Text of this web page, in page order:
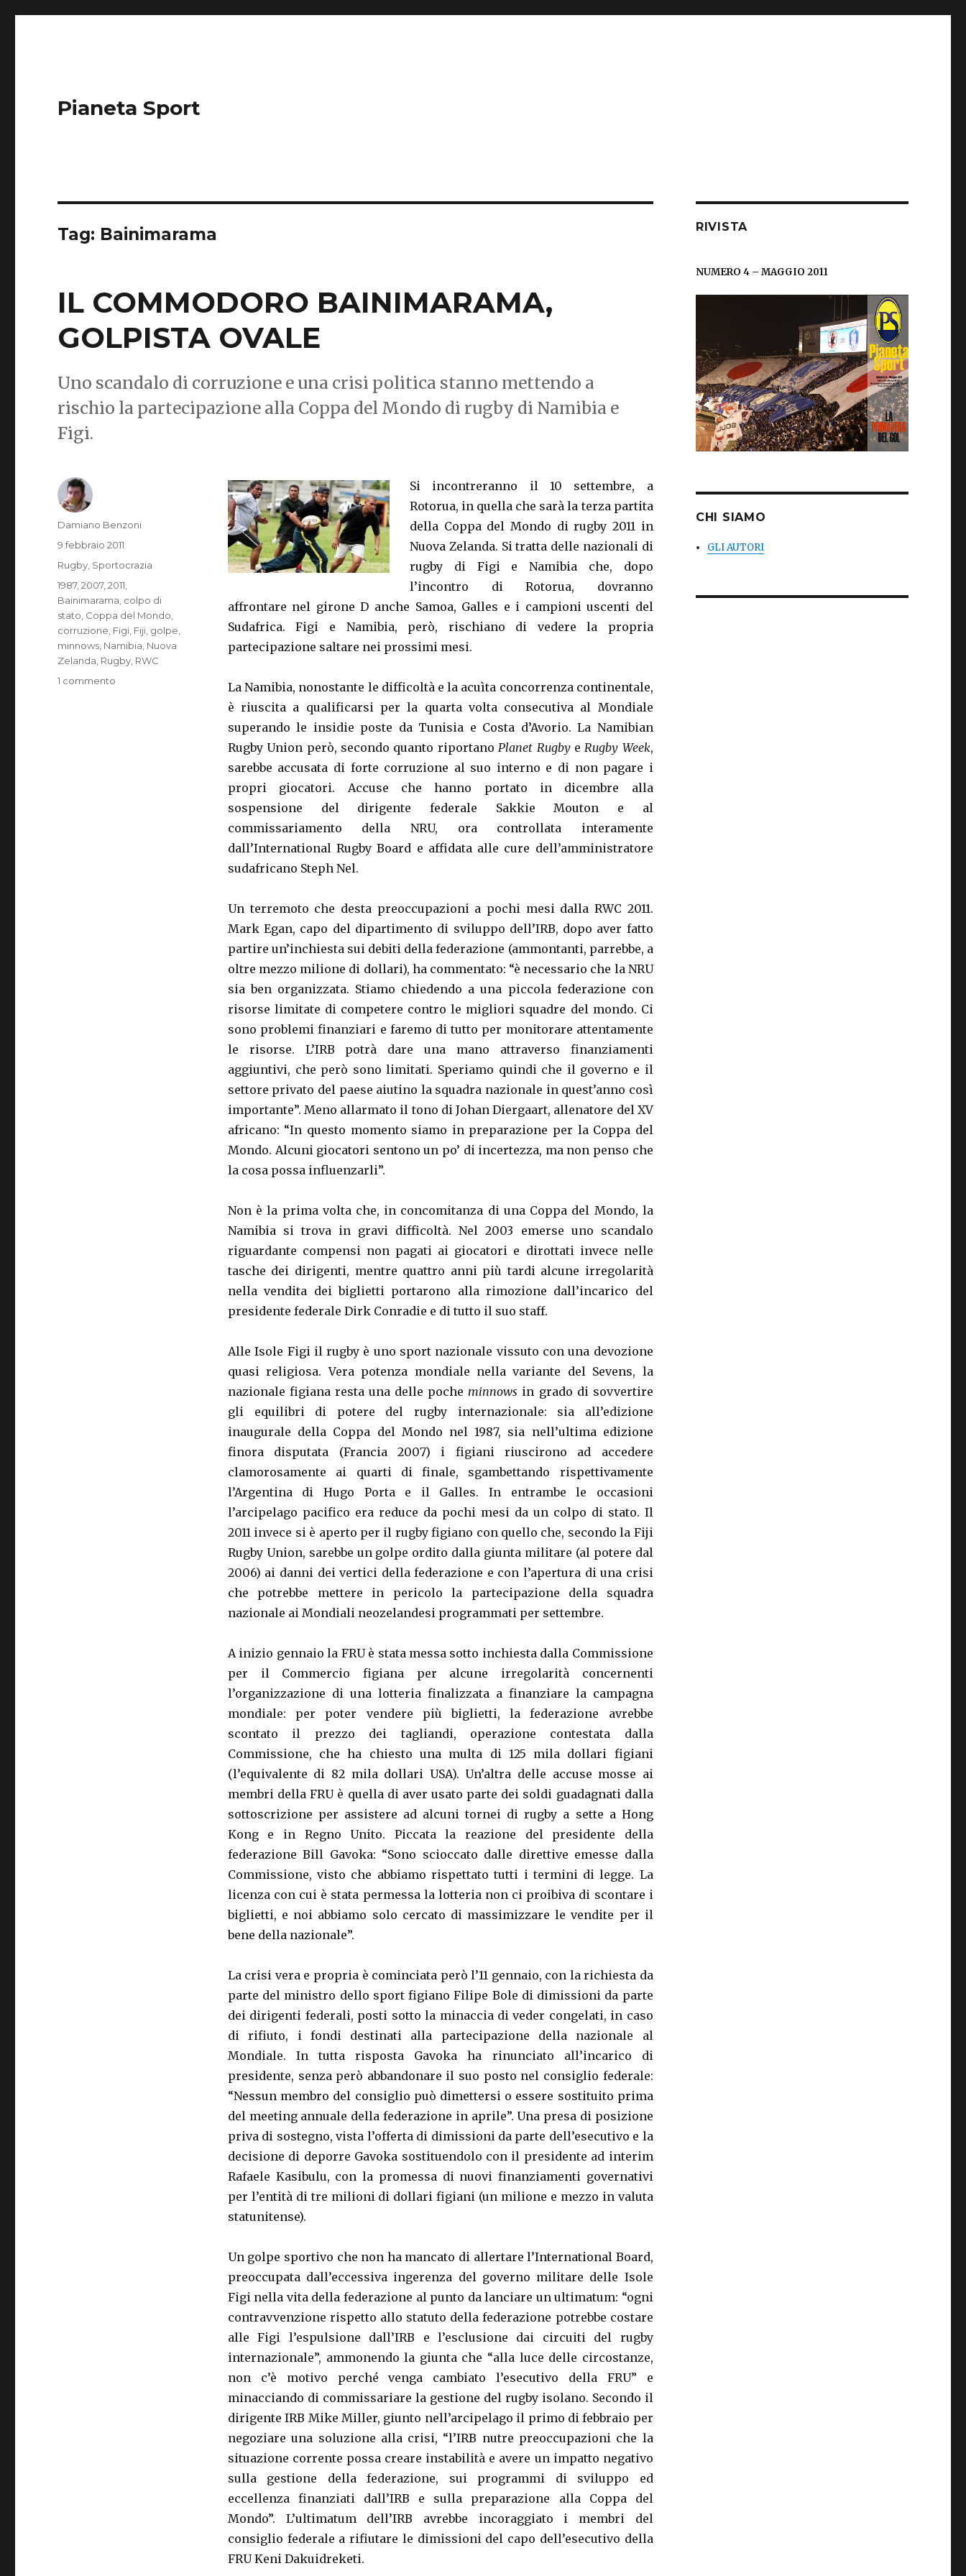
Pianeta Sport
Tag: Bainimarama
IL COMMODORO BAINIMARAMA,
GOLPISTA OVALE
Uno scandalo di corruzione e una crisi politica stanno mettendo a
rischio la partecipazione alla Coppa del Mondo di rugby di Namibia e
Figi.
Si incontreranno il 10 settembre, a
Rotorua, in quella che sarà la terza partita
della Coppa del Mondo di rugby 2011 in
Nuova Zelanda. Si tratta delle nazionali di
rugby di Figi e Namibia che, dopo
l’incontro di Rotorua, dovranno
affrontare nel girone D anche Samoa, Galles e i campioni uscenti del
Sudafrica. Figi e Namibia, però, rischiano di vedere la propria
partecipazione saltare nei prossimi mesi.
La Namibia, nonostante le difficoltà e la acuìta concorrenza continentale,
è riuscita a qualificarsi per la quarta volta consecutiva al Mondiale
superando le insidie poste da Tunisia e Costa d’Avorio. La Namibian
Rugby Union però, secondo quanto riportanoPlanet RugbyeRugby Week,
sarebbe accusata di forte corruzione al suo interno e di non pagare i
propri giocatori. Accuse che hanno portato in dicembre alla
sospensione del dirigente federale Sakkie Mouton e al
commissariamento della NRU, ora controllata interamente
dall’International Rugby Board e affidata alle cure dell’amministratore
sudafricano Steph Nel.
Un terremoto che desta preoccupazioni a pochi mesi dalla RWC 2011.
Mark Egan, capo del dipartimento di sviluppo dell’IRB, dopo aver fatto
partire un’inchiesta sui debiti della federazione (ammontanti, parrebbe, a
oltre mezzo milione di dollari), ha commentato: “è necessario che la NRU
sia ben organizzata. Stiamo chiedendo a una piccola federazione con
risorse limitate di competere contro le migliori squadre del mondo. Ci
sono problemi finanziari e faremo di tutto per monitorare attentamente
le risorse. L’IRB potrà dare una mano attraverso finanziamenti
aggiuntivi, che però sono limitati. Speriamo quindi che il governo e il
settore privato del paese aiutino la squadra nazionale in quest’anno così
importante”. Meno allarmato il tono di Johan Diergaart, allenatore del XV
africano: “In questo momento siamo in preparazione per la Coppa del
Mondo. Alcuni giocatori sentono un po’ di incertezza, ma non penso che
la cosa possa influenzarli”.
Non è la prima volta che, in concomitanza di una Coppa del Mondo, la
Namibia si trova in gravi difficoltà. Nel 2003 emerse uno scandalo
riguardante compensi non pagati ai giocatori e dirottati invece nelle
tasche dei dirigenti, mentre quattro anni più tardi alcune irregolarità
nella vendita dei biglietti portarono alla rimozione dall’incarico del
presidente federale Dirk Conradie e di tutto il suo staff.
Alle Isole Figi il rugby è uno sport nazionale vissuto con una devozione
quasi religiosa. Vera potenza mondiale nella variante del Sevens, la
nazionale figiana resta una delle pocheminnows in grado di sovvertire
gli equilibri di potere del rugby internazionale: sia all’edizione
inaugurale della Coppa del Mondo nel 1987, sia nell’ultima edizione
finora disputata (Francia 2007) i figiani riuscirono ad accedere
clamorosamente ai quarti di finale, sgambettando rispettivamente
l’Argentina di Hugo Porta e il Galles. In entrambe le occasioni
l’arcipelago pacifico era reduce da pochi mesi da un colpo di stato. Il
2011 invece si è aperto per il rugby figiano con quello che, secondo la Fiji
Rugby Union, sarebbe un golpe ordito dalla giunta militare (al potere dal
2006) ai danni dei vertici della federazione e con l’apertura di una crisi
che potrebbe mettere in pericolo la partecipazione della squadra
nazionale ai Mondiali neozelandesi programmati per settembre.
A inizio gennaio la FRU è stata messa sotto inchiesta dalla Commissione
per il Commercio figiana per alcune irregolarità concernenti
l’organizzazione di una lotteria finalizzata a finanziare la campagna
mondiale: per poter vendere più biglietti, la federazione avrebbe
scontato il prezzo dei tagliandi, operazione contestata dalla
Commissione, che ha chiesto una multa di 125 mila dollari figiani
(l’equivalente di 82 mila dollari USA). Un’altra delle accuse mosse ai
membri della FRU è quella di aver usato parte dei soldi guadagnati dalla
sottoscrizione per assistere ad alcuni tornei di rugby a sette a Hong
Kong e in Regno Unito. Piccata la reazione del presidente della
federazione Bill Gavoka: “Sono scioccato dalle direttive emesse dalla
Commissione, visto che abbiamo rispettato tutti i termini di legge. La
licenza con cui è stata permessa la lotteria non ci proibiva di scontare i
biglietti, e noi abbiamo solo cercato di massimizzare le vendite per il
bene della nazionale”.
La crisi vera e propria è cominciata però l’11 gennaio, con la richiesta da
parte del ministro dello sport figiano Filipe Bole di dimissioni da parte
dei dirigenti federali, posti sotto la minaccia di veder congelati, in caso
di rifiuto, i fondi destinati alla partecipazione della nazionale al
Mondiale. In tutta risposta Gavoka ha rinunciato all’incarico di
presidente, senza però abbandonare il suo posto nel consiglio federale:
“Nessun membro del consiglio può dimettersi o essere sostituito prima
del meeting annuale della federazione in aprile”. Una presa di posizione
priva di sostegno, vista l’offerta di dimissioni da parte dell’esecutivo e la
decisione di deporre Gavoka sostituendolo con il presidente ad interim
Rafaele Kasibulu, con la promessa di nuovi finanziamenti governativi
per l’entità di tre milioni di dollari figiani (un milione e mezzo in valuta
statunitense).
Un golpe sportivo che non ha mancato di allertare l’International Board,
preoccupata dall’eccessiva ingerenza del governo militare delle Isole
Figi nella vita della federazione al punto da lanciare un ultimatum: “ogni
contravvenzione rispetto allo statuto della federazione potrebbe costare
alle Figi l’espulsione dall’IRB e l’esclusione dai circuiti del rugby
internazionale”, ammonendo la giunta che “alla luce delle circostanze,
non c’è motivo perché venga cambiato l’esecutivo della FRU” e
minacciando di commissariare la gestione del rugby isolano. Secondo il
dirigente IRB Mike Miller, giunto nell’arcipelago il primo di febbraio per
negoziare una soluzione alla crisi, “l’IRB nutre preoccupazioni che la
situazione corrente possa creare instabilità e avere un impatto negativo
sulla gestione della federazione, sui programmi di sviluppo ed
eccellenza finanziati dall’IRB e sulla preparazione alla Coppa del
Mondo”. L’ultimatum dell’IRB avrebbe incoraggiato i membri del
consiglio federale a rifiutare le dimissioni del capo dell’esecutivo della
FRU Keni Dakuidreketi.
Autore
Damiano Benzoni
Pubblicato
il
9 febbraio 2011
Categorie
Rugby Sportocrazia
Tag
1987,2007,2011
Bainimarama colpo di
stato Coppa del Mondo
corruzione Figi Fiji golpe
minnows Namibia Nuova
Zelanda Rugby RWC
1 commento
RIVISTA
NUMERO 4 – MAGGIO 2011
CHI SIAMO
GLI AUTORI